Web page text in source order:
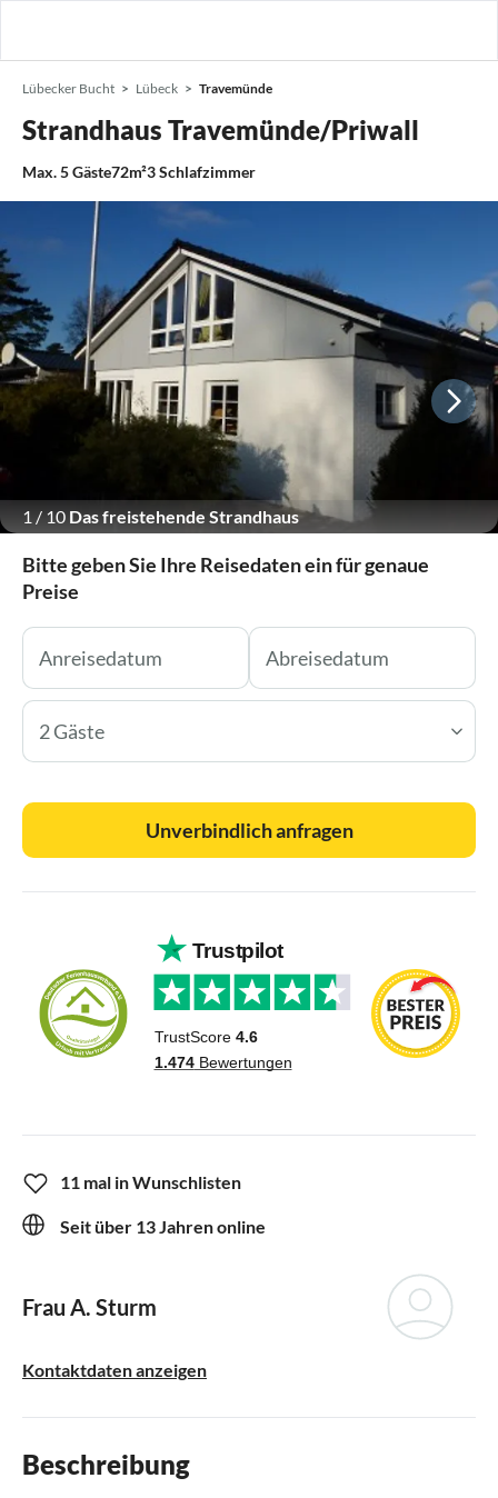
Lübecker Bucht Lübeck Travemünde
Strandhaus Travemünde/Priwall
Max.5Gäste72m²3Schlafzimmer
1 / 10 Das freistehende Strandhaus
Bitte geben Sie Ihre Reisedaten ein für genaue
Preise
2 Gäste
Unverbindlich anfragen
11 mal in Wunschlisten
Seit über 13 Jahren online
Frau A. Sturm
Kontaktdaten anzeigen
Beschreibung